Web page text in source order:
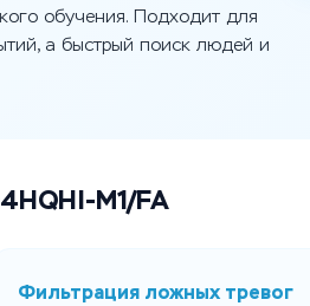
обучения. Подходит для
а быстрый поиск людей и
M1/FA
Фильтрация ложных тревог